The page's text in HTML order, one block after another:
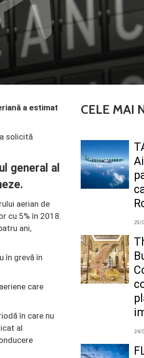
a estimat
solicită
general al
aerian de
cu 5% în 2018.
ani,
în grevă în
care
în care nu
al
CELE MAI
25/
24/